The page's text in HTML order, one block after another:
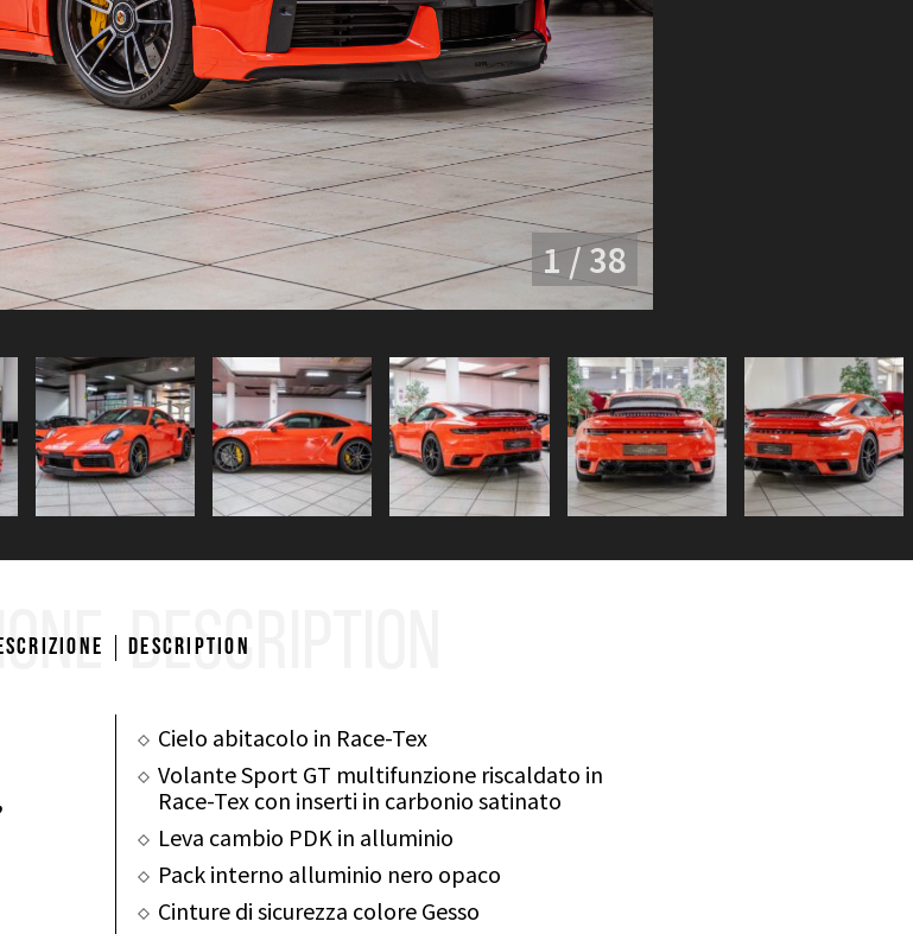
1 / 38
DESCRIPTION
Description
Cielo abitacolo in Race-Tex
Volante Sport GT multifunzione riscaldato in
Race-Tex con inserti in carbonio satinato
Leva cambio PDK in alluminio
Pack interno alluminio nero opaco
Cinture di sicurezza colore Gesso